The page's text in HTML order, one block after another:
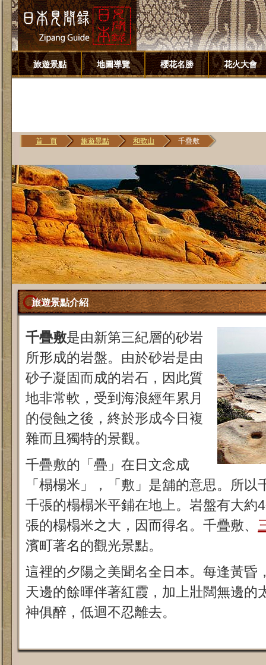
旅遊景點 地圖導覽 櫻花名勝 花火大會
首 頁 旅遊景點 和歌山 千疊敷
旅遊景點介紹
千疊敷是由新第三紀層的砂岩
所形成的岩盤。由於砂岩是由
砂子凝固而成的岩石，因此質
地非常軟，受到海浪經年累月
的侵蝕之後，終於形成今日複
雜而且獨特的景觀。
千疊敷的「疊」在日文念成
「榻榻米」，「敷」是舖的意思。所
千張的榻榻米平鋪在地上。岩盤有大約
張的榻榻米之大，因而得名。千疊敷、
濱町著名的觀光景點。
這裡的夕陽之美聞名全日本。每逢黃昏
天邊的餘暉伴著紅霞，加上壯闊無邊的
神俱醉，低迴不忍離去。